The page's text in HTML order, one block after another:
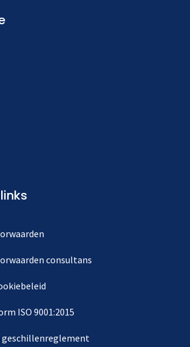
consultans
ISO 9001:2015
geschillenreglement